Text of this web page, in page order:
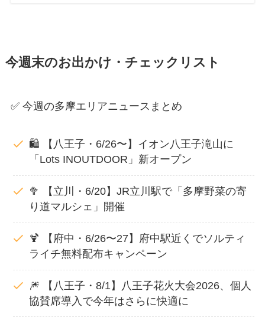
今週末のお出かけ・チェックリスト
✅ 今週の多摩エリアニュースまとめ
🛍️ 【八王子・6/26〜】イオン八王子滝山に
「Lots INOUTDOOR」新オープン
🥦 【立川・6/20】JR立川駅で「多摩野菜の寄
り道マルシェ」開催
🍹 【府中・6/26〜27】府中駅近くでソルティ
ライチ無料配布キャンペーン
🎆 【八王子・8/1】八王子花火大会2026、個人
協賛席導入で今年はさらに快適に